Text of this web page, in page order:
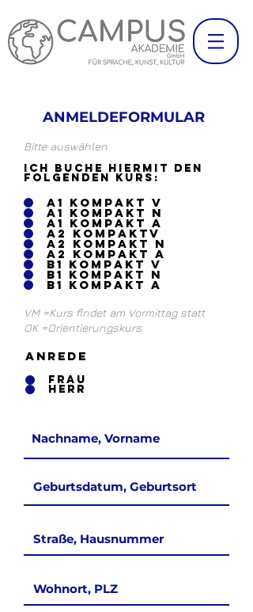
ANMELDEFORMULAR
Bitte auswählen
Ich buche hiermit den
folgenden Kurs:
A1 Kompakt V
A1 Kompakt N
A1 Kompakt A
A2 KompaktV
A2 Kompakt N
A2 Kompakt A
B1 Kompakt V
B1 Kompakt N
B1 Kompakt A
VM =Kurs findet am Vormittag statt
OK =Orientierungskurs
Anrede
Frau
Herr